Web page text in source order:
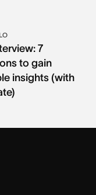
7
to gain
insights (with